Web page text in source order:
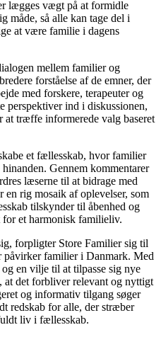
lægges vægt på at formidle
måde, så alle kan tage del i
at være familie i dagens
mellem familier og
forståelse af de emner, der
med forskere, terapeuter og
perspektiver ind i diskussionen,
træffe informerede valg baseret
et fællesskab, hvor familier
Gennem kommentarer
læserne til at bidrage med
en rig mosaik af oplevelser, som
tilskynder til åbenhed og
et harmonisk familieliv.
forpligter Store Familier sig til
påvirker familier i Danmark. Med
en vilje til at tilpasse sig nye
at det forbliver relevant og nyttigt
og informativ tilgang søger
redskab for alle, der stræber
liv i fællesskab.